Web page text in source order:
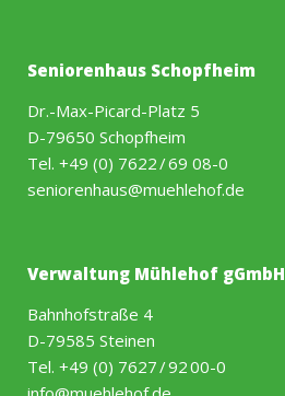
Seniorenhaus Schopfheim
Dr.-Max-Picard-Platz 5
D-79650 Schopfheim
Tel. +49 (0) 7622 / 69 08-0
seniorenhaus@muehlehof.de
Verwaltung Mühlehof gGmbH
Bahnhofstraße 4
D-79585 Steinen
Tel. +49 (0) 7627 / 92 00-0